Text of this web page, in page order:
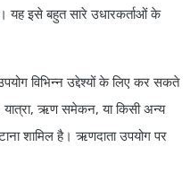
यह इसे बहुत सारे उधारकर्ताओं के
विभिन्न उद्देश्यों के लिए कर सकते
यात्रा, ऋण समेकन, या किसी अन्य
शामिल है। ऋणदाता उपयोग पर